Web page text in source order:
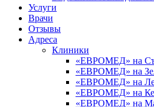
Услуги
Врачи
Отзывы
Адреса
Клиники
«ЕВРОМЕД» на
«ЕВРОМЕД» на
«ЕВРОМЕД» на
«ЕВРОМЕД» на
«ЕВРОМЕД» на